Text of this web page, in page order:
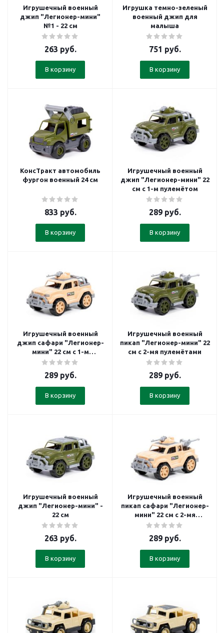
Игрушечный военный
джип "Легионер-мини"
№1 - 22 см
263 руб.
В корзину
Игрушка темно-зеленый
военный джип для
малыша
751 руб.
В корзину
КонсТракт автомобиль
фургон военный 24 см
833 руб.
В корзину
Игрушечный военный
джип "Легионер-мини" 22
см с 1-м пулемётом
289руб.
В корзину
Игрушечный военный
джип сафари "Легионер-
мини" 22 см с 1-м
пулемётом
289руб.
В корзину
Игрушечный военный
пикап "Легионер-мини" 22
см с 2-мя пулемётами
289руб.
В корзину
Игрушечный военный
джип "Легионер-мини" -
22 см
263 руб.
В корзину
Игрушечный военный
пикап сафари "Легионер-
мини" 22 см с 2-мя
пулемётами
289руб.
В корзину